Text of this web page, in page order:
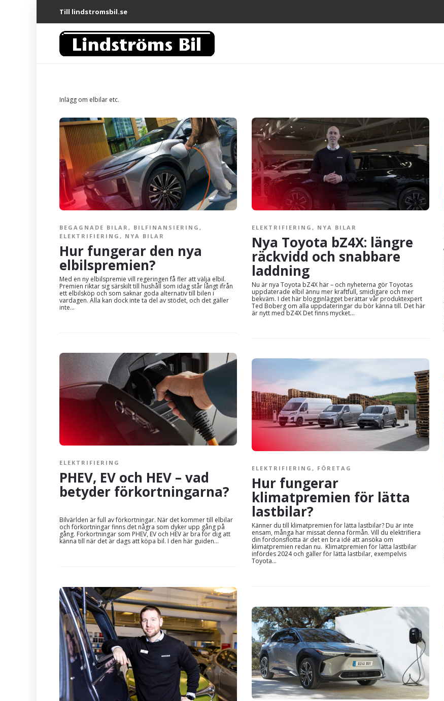
Till lindstromsbil.se
Inlägg om elbilar etc.
BEGAGNADE BILAR , BILFINANSIERING ,
ELEKTRIFIERING , NYA BILAR
Hur fungerar den nya
elbilspremien?
Med en ny elbilspremie vill regeringen få fler att välja elbil.
Premien riktar sig särskilt till hushåll som idag står långt ifrån
ett elbilsköp och som saknar goda alternativ till bilen i
vardagen. Alla kan dock inte ta del av stödet, och det gäller
inte...
ELEKTRIFIERING , NYA BILAR
Nya Toyota bZ4X: längre
räckvidd och snabbare
laddning
Nu är nya Toyota bZ4X här – och nyheterna gör Toyotas
uppdaterade elbil ännu mer kraftfull, smidigare och mer
bekväm. I det här blogginlägget berättar vår produktexpert
Ted Boberg om alla uppdateringar du bör känna till. Det här
är nytt med bZ4X Det finns mycket...
ELEKTRIFIERING
PHEV, EV och HEV – vad
betyder förkortningarna?
Bilvärlden är full av förkortningar. När det kommer till elbilar
och förkortningar finns det några som dyker upp gång på
gång. Förkortningar som PHEV, EV och HEV är bra för dig att
känna till när det är dags att köpa bil. I den här guiden...
ELEKTRIFIERING , FÖRETAG
Hur fungerar
klimatpremien för lätta
lastbilar?
Känner du till klimatpremien för lätta lastbilar? Du är inte
ensam, många har missat denna förmån. Vill du elektrifiera
din fordonsflotta är det en bra idé att ansöka om
klimatpremien redan nu. Klimatpremien för lätta lastbilar
infördes 2024 och gäller för lätta lastbilar, exempelvis
Toyota...